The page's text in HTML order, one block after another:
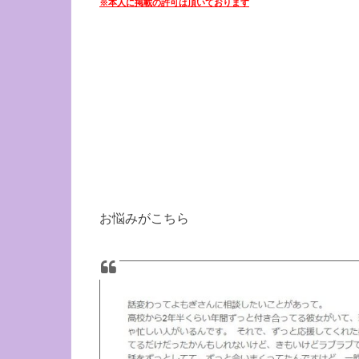
※本人に掲載の許可は頂いております
お悩みがこちら